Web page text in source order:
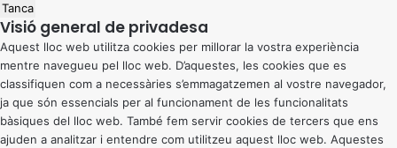
Tanca
Visió general de privadesa
Aquest lloc web utilitza cookies per millorar la vostra experiència
mentre navegueu pel lloc web. D’aquestes, les cookies que es
classifiquen com a necessàries s’emmagatzemen al vostre navegador,
ja que són essencials per al funcionament de les funcionalitats
bàsiques del lloc web. També fem servir cookies de tercers que ens
ajuden a analitzar i entendre com utilitzeu aquest lloc web. Aquestes